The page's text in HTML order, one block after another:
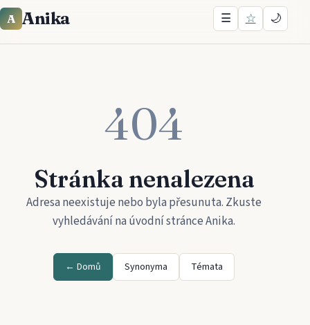
A Anika ☰ ☆ 🌙
404
Stránka nenalezena
Adresa neexistuje nebo byla přesunuta. Zkuste
vyhledávání na úvodní stránceAnika.
← Domů Synonyma Témata